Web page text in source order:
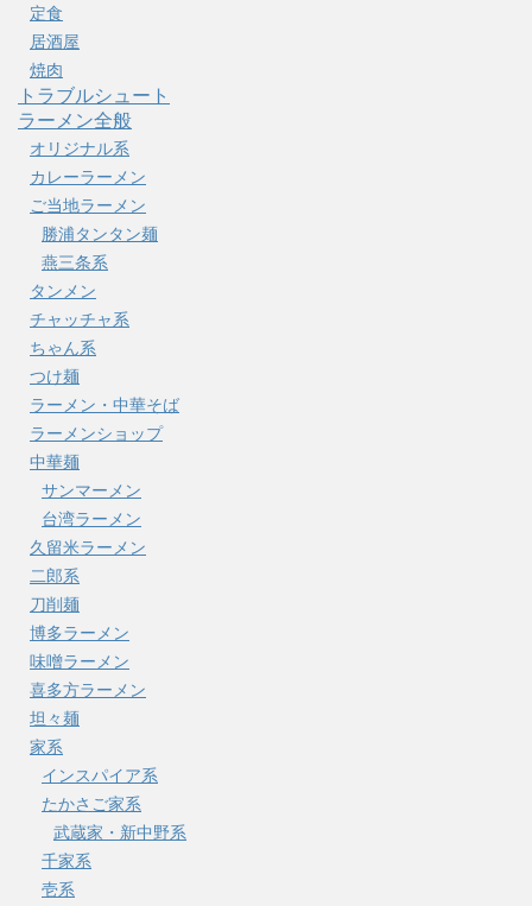
定食
居酒屋
焼肉
トラブルシュート
ラーメン全般
オリジナル系
カレーラーメン
ご当地ラーメン
勝浦タンタン麺
燕三条系
タンメン
チャッチャ系
ちゃん系
つけ麺
ラーメン・中華そば
ラーメンショップ
中華麺
サンマーメン
台湾ラーメン
久留米ラーメン
二郎系
刀削麺
博多ラーメン
味噌ラーメン
喜多方ラーメン
坦々麺
家系
インスパイア系
たかさご家系
武蔵家・新中野系
千家系
壱系